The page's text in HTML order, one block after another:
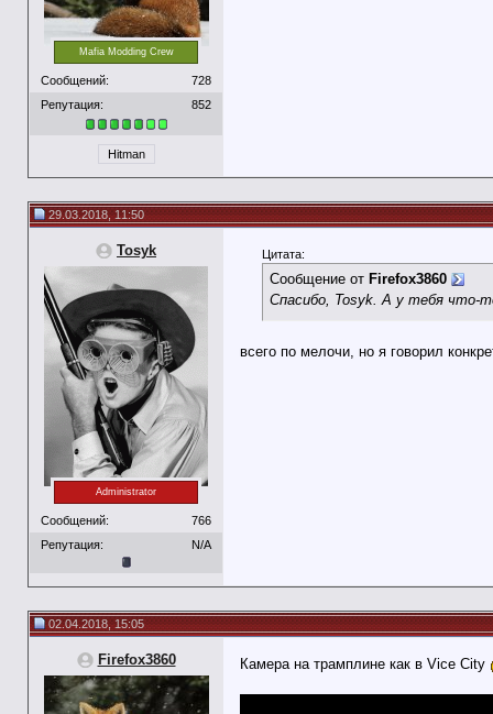
Mafia Modding Crew
Сообщений:
728
Репутация:
852
Hitman
29.03.2018, 11:50
Tosyk
Administrator
Сообщений:
766
Репутация:
N/A
Цитата:
Сообщение от Firefox3860
Спасибо, Tosyk. А у тебя что-
всего по мелочи, но я говорил
02.04.2018, 15:05
Firefox3860 Камера на трамплине как в Vice City